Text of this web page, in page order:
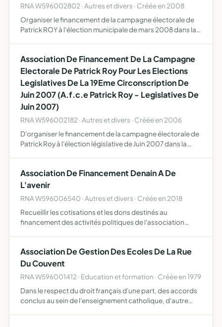
RNA W596002802 · Autres et divers · Créée en 2008
Organiser le financement de la campagne électorale de
Patrick ROY à l'élection municipale de mars 2008 dans la
Association De Financement De La Campagne
Electorale De Patrick Roy Pour Les Elections
Legislatives De La 19Eme Circonscription De
Juin 2007 (A.f.c.e Patrick Roy - Legislatives De
Juin 2007)
RNA W596002182 · Autres et divers · Créée en 2006
D'organiser le financement de la campagne électorale de
Patrick Roy à l'élection législative de Juin 2007 dans la
Association De Financement Denain A De
L'avenir
RNA W596006540 · Autres et divers · Créée en 2018
Recueillir les cotisations et les dons destinés au
financement des activités politiques de l'association
Association De Gestion Des Ecoles De La Rue
Du Couvent
RNA W596001412 · Education et formation · Créée en 1979
Dans le respect du droit français d'une part, des accords
conclus au sein de l'enseignement catholique, d'autre